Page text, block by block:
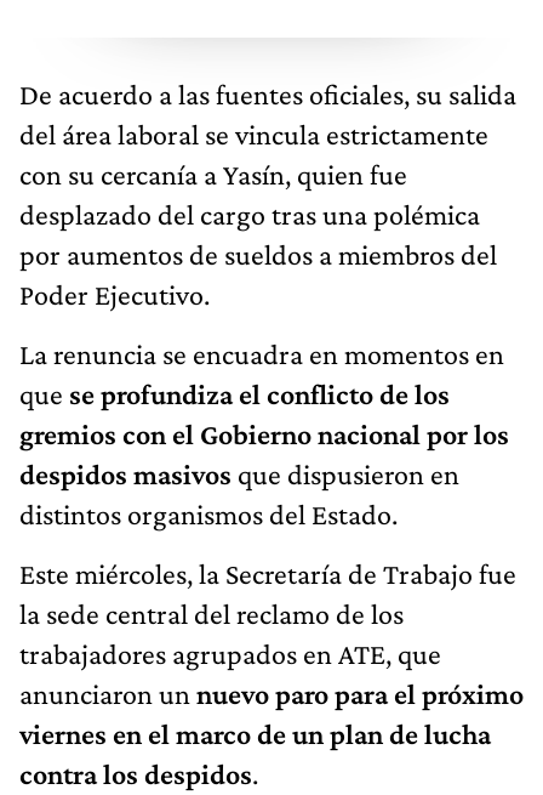
De acuerdo a las fuentes oficiales, su salida
del área laboral se vincula estrictamente
con su cercanía a Yasín, quien fue
desplazado del cargo tras una polémica
por aumentos de sueldos a miembros del
Poder Ejecutivo.
La renuncia se encuadra en momentos en
que se profundiza el conflicto de los
gremios con el Gobierno nacional por los
despidos masivos que dispusieron en
distintos organismos del Estado.
Este miércoles, la Secretaría de Trabajo fue
la sede central del reclamo de los
trabajadores agrupados en ATE, que
anunciaron un nuevo paro para el próximo
viernes en el marco de un plan de lucha
contra los despidos.